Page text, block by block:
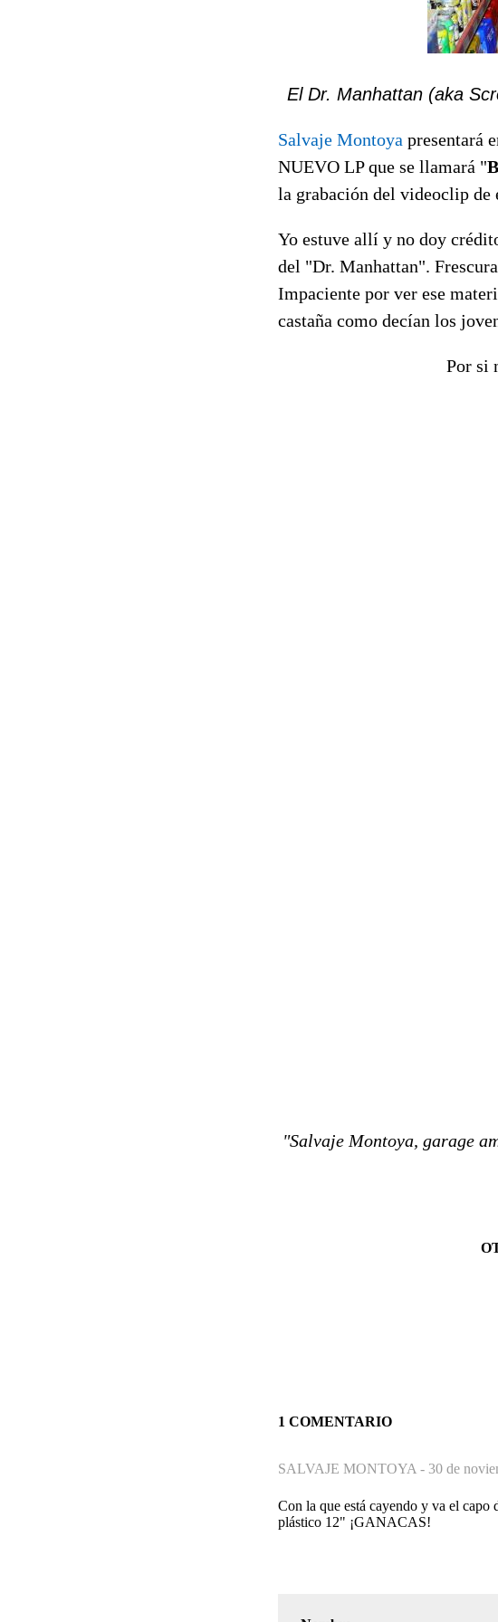
El Dr. Manhattan (aka
Salvaje Montoya presentará
NUEVO LP que se llamará "
la grabación del videoclip de
Yo estuve allí y no doy
del "Dr. Manhattan".
Impaciente por ver ese
castaña como decían los
Por si
"SalvajeMontoya, garage
1 COMENTARIO
SALVAJE MONTOYA - 30 de
Con la que está cayendo y va el
plástico 12" ¡GANACAS!